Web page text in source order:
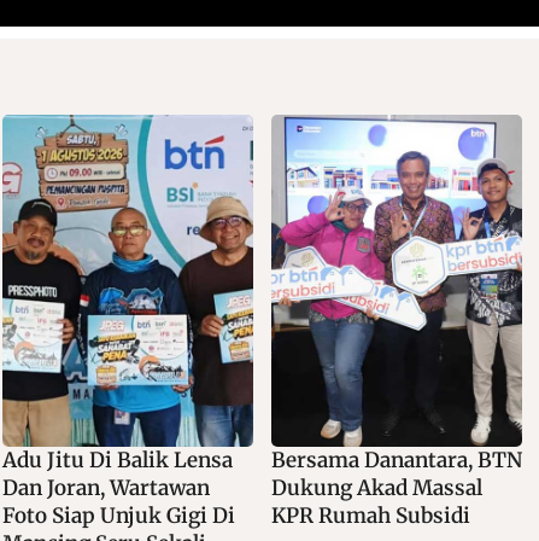
Bersama Danantara, BTN
Dukung Akad Massal
KPR Rumah Subsidi
Bank BSN Kian Tak
Terbendung, Pangsa
Pasar KPR Subsidi